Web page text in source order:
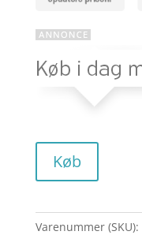
Køb
Varenummer (SKU):